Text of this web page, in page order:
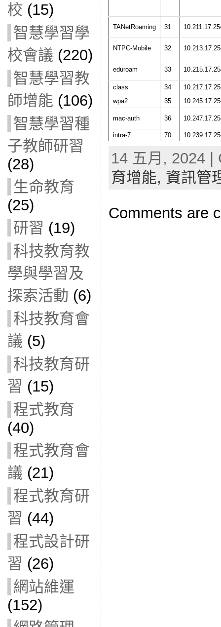
校 (15)
智慧學習學
校會議 (220)
智慧學習教
師增能 (106)
智慧學習種
子教師研習
(28)
生命教育
(25)
研習 (19)
科技教育教
學與學習及
探索活動 (6)
科技教育會
議 (5)
科技教育研
習 (15)
程式教育
(40)
程式教育會
議 (21)
程式教育研
習 (44)
程式設計研
習 (26)
網站維運
(152)
TANetRoaming 31
NTPC-Mobile 32
eduroam 33
class 34
wpa2
35
mac-auth 36
intra-7 70
14 五月, 2024
育增能, 資訊管
Comments are